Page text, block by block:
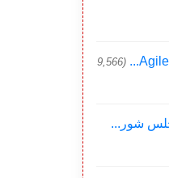
(9,566
شور...